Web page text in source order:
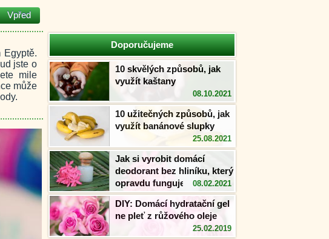
Doporučujeme
10 skvělých způsobů, jak
využít kaštany
08.10.2021
10 užitečných způsobů, jak
využít banánové slupky
25.08.2021
Jak si vyrobit domácí
deodorant bez hliníku, který
opravdu funguje?
08.02.2021
DIY: Domácí hydratační gel
ne pleť z růžového oleje
25.02.2019
Vpřed
Egyptě.
jste o
mile
může